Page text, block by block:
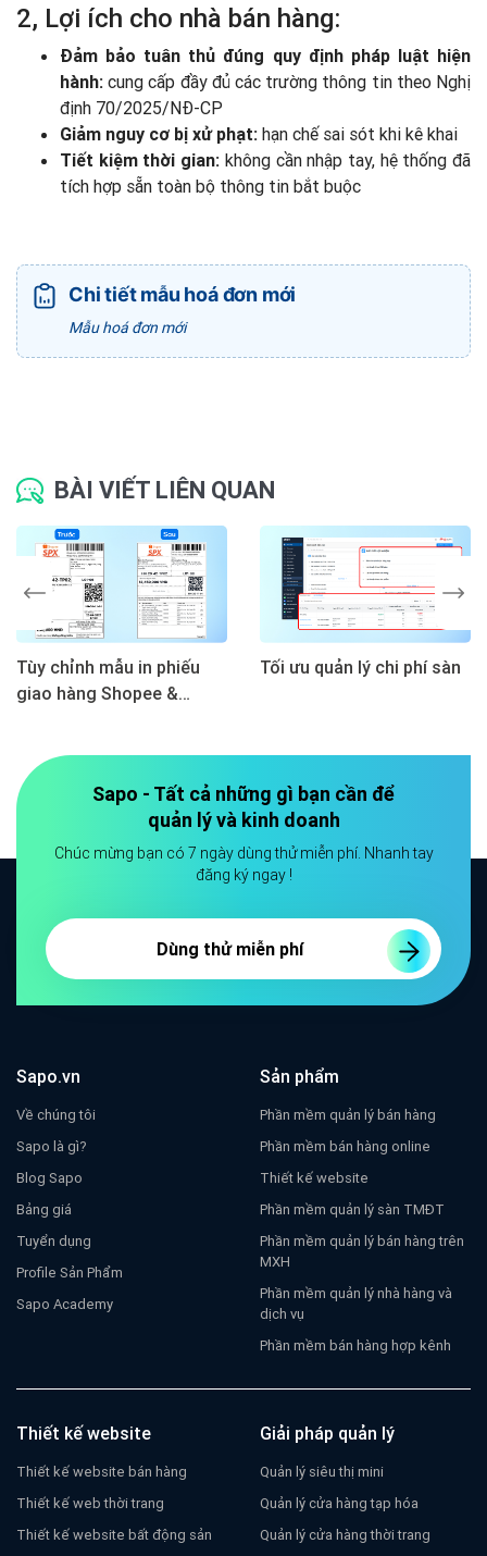
2, Lợi ích cho nhà bán hàng:
Đảm bảo tuân thủ đúng quy định pháp luật hiện
hành: cung cấp đầy đủ các trường thông tin theo Nghị
định 70/2025/NĐ-CP
Giảm nguy cơ bị xử phạt: hạn chế sai sót khi kê khai
Tiết kiệm thời gian: không cần nhập tay, hệ thống đã
tích hợp sẵn toàn bộ thông tin bắt buộc
Chi tiết mẫu hoá đơn mới
Mẫu hoá đơn mới
BÀI VIẾT LIÊN QUAN
Tùy chỉnh mẫu in phiếu
giao hàng Shopee &
Tối ưu quản lý chi phí sàn
Sapo - Tất cả những gì bạn cần để
quản lý và kinh doanh
Chúc mừng bạn có 7 ngày dùng thử miễn phí. Nhanh tay
đăng ký ngay !
Dùng thử miễn phí
Sapo.vn
Về chúng tôi
Sapo là gì?
Blog Sapo
Bảng giá
Tuyển dụng
Profile Sản Phẩm
Sapo Academy
Sản phẩm
Phần mềm quản lý bán hàng
Phần mềm bán hàng online
Thiết kế website
Phần mềm quản lý sàn TMĐT
Phần mềm quản lý bán hàng trên
MXH
Phần mềm quản lý nhà hàng và
dịch vụ
Phần mềm bán hàng hợp kênh
Thiết kế website
Thiết kế website bán hàng
Thiết kế web thời trang
Thiết kế website bất động sản
Giải pháp quản lý
Quản lý siêu thị mini
Quản lý cửa hàng tạp hóa
Quản lý cửa hàng thời trang